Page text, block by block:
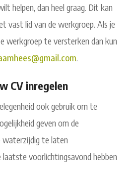
helpen, dan heel graag. Dit kan
vast lid van de werkgroep. Als je
werkgroep te versterken dan kun
.
CV inregelen
ook gebruik om te
geven om de
waterzijdig te laten
laatste voorlichtingsavond hebben